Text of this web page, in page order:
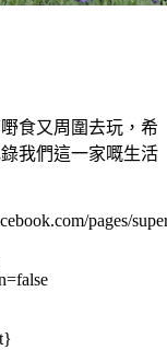
食又周圍去玩，希
我們這一家嘅生活
pages/